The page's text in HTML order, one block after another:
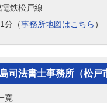
鉄松戸線
分（事務所地図はこちら ）
司法書士事務所（松戸
寛